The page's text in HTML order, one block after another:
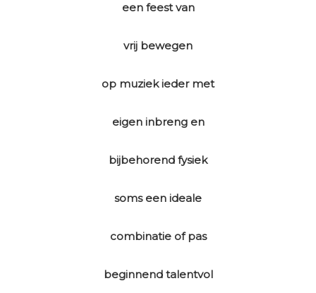
een feest van
vrij bewegen
op muziek ieder met
eigen inbreng en
bijbehorend fysiek
soms een ideale
combinatie of pas
beginnend talentvol